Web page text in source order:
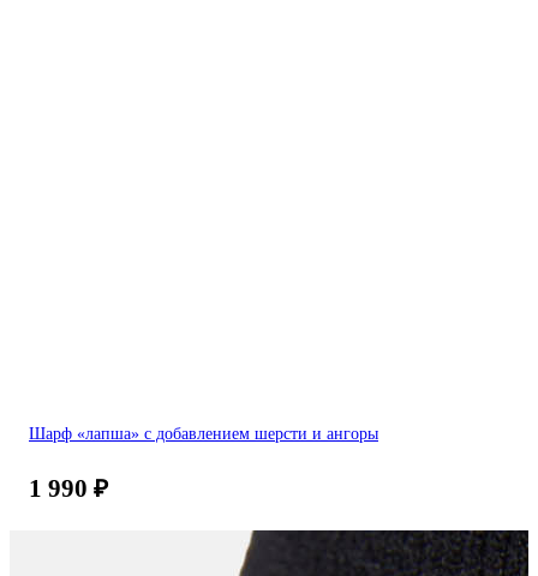
Шарф «лапша» с добавлением шерсти и ангоры
1 990 ₽